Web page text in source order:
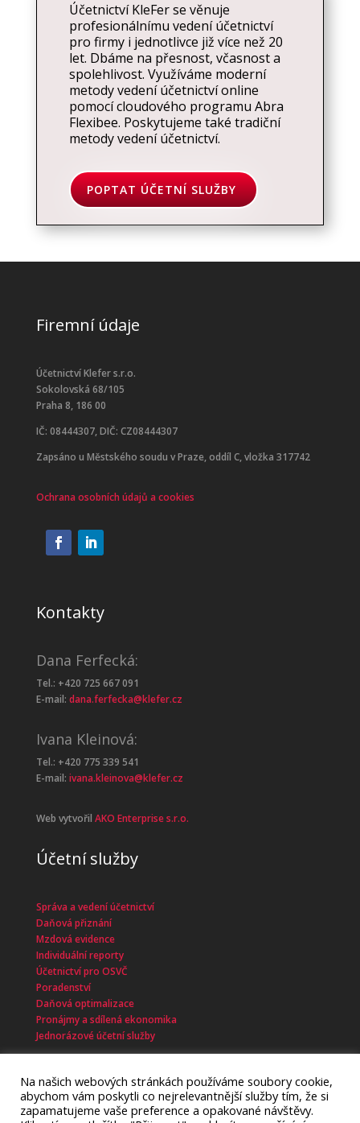
Účetnictví KleFer se věnuje
profesionálnímu vedení účetnictví
pro firmy i jednotlivce již více než 20
let. Dbáme na přesnost, včasnost a
spolehlivost. Využíváme moderní
metody vedení účetnictví online
pomocí cloudového programu Abra
Flexibee. Poskytujeme také tradiční
metody vedení účetnictví.
POPTAT ÚČETNÍ SLUŽBY
Firemní údaje
Účetnictví Klefer s.r.o.
Sokolovská 68/105
Praha 8, 186 00
IČ: 08444307, DIČ: CZ08444307
Zapsáno u Městského soudu v Praze, oddíl C, vložka 317742
Ochrana osobních údajů a cookies
Kontakty
Dana Ferfecká:
Tel.: +420 725 667 091
E-mail: dana.ferfecka@klefer.cz
Ivana Kleinová:
Tel.: +420 775 339 541
E-mail: ivana.kleinova@klefer.cz
Web vytvořil AKO Enterprise s.r.o.
Účetní služby
Správa a vedení účetnictví
Daňová přiznání
Mzdová evidence
Individuální reporty
Účetnictví pro OSVČ
Poradenství
Daňová optimalizace
Pronájmy a sdílená ekonomika
Jednorázové účetní služby
Na našich webových stránkách používáme soubory cookie,
abychom vám poskytli co nejrelevantnější služby tím, že si
zapamatujeme vaše preference a opakované návštěvy.